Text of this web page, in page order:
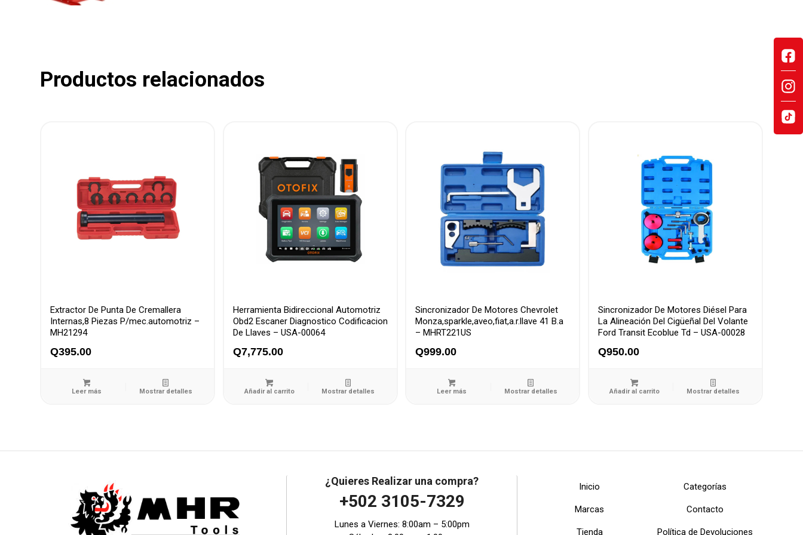
Productos relacionados
Extractor De Punta De Cremallera
Internas,8 Piezas P/mec.automotriz –
MH21294
Q395.00
Leer más Mostrar detalles
Herramienta Bidireccional Automotriz
Obd2 Escaner Diagnostico Codificacion
De Llaves – USA-00064
Q7,775.00
Añadir al carrito Mostrar detalles
Sincronizador De Motores Chevrolet
Monza,sparkle,aveo,fiat,a.r.llave 41 B.a
– MHRT221US
Q999.00
Leer más Mostrar detalles
Sincronizador De Motores Diésel Para
La Alineación Del Cigüeñal Del Volante
Ford Transit Ecoblue Td – USA-00028
Q950.00
Añadir al carrito Mostrar detalles
¿Quieres Realizar una compra?
+502 3105-7329
Lunes a Viernes: 8:00am – 5:00pm
Inicio Categorías
Marcas Contacto
Tienda Política de Devoluciones